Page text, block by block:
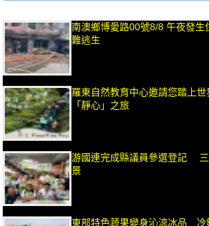
南澳鄉博愛路00號8/8 午夜發生
難逃生
羅東自然教育中心邀請您踏上
「靜心」之旅
游國連完成縣議員參選登記 三
景
東部特色蔬果變身沁涼冰品 冷